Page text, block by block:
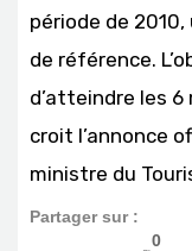
période de
de référence.
d’atteindre les 6
croit l’annonce
ministre du
Partager sur :
0